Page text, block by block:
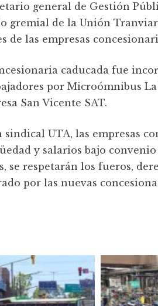
general de Gestión
gremial de la Unión
las empresas
caducada fue
por Microómnibus
San Vicente SAT.
UTA, las empresas
y salarios bajo
se respetarán los fueros,
por las nuevas